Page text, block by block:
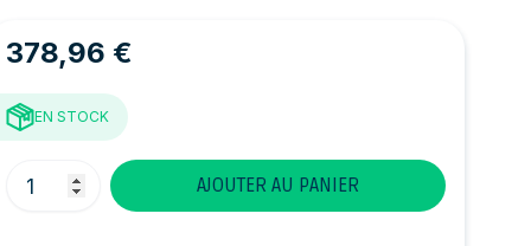
378,96 €
EN STOCK
Quantité
AJOUTER AU PANIER